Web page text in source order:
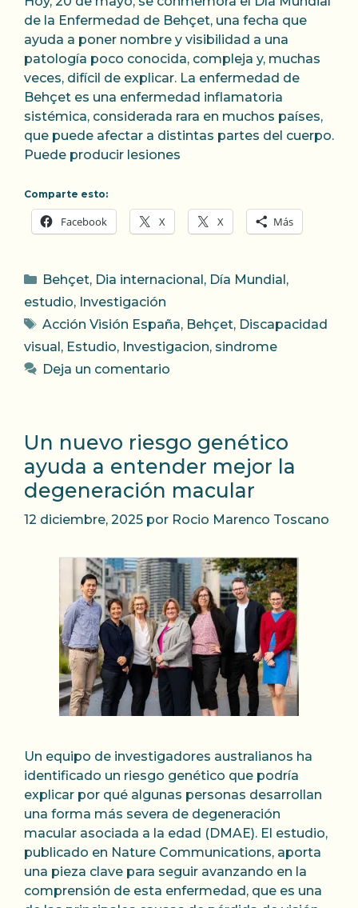
de la Enfermedad de Behçet, una fecha que
ayuda a poner nombre y visibilidad a una
patología poco conocida, compleja y, muchas
veces, difícil de explicar. La enfermedad de
Behçet es una enfermedad inflamatoria
sistémica, considerada rara en muchos países,
que puede afectar a distintas partes del cuerpo.
Puede producir lesiones
Comparte esto:
Facebook X X Más
Categorías
Behçet, Dia internacional , Día Mundial ,
estudio, Investigación
Etiquetas
Acción Visión España, Behçet, Discapacidad
visual , Estudio, Investigacion, sindrome
Deja un comentario
Un nuevo riesgo genético
ayuda a entender mejor la
degeneración macular
12 diciembre, 2025 por Rocio Marenco Toscano
Un equipo de investigadores australianos ha
identificado un riesgo genético que podría
explicar por qué algunas personas desarrollan
una forma más severa de degeneración
macular asociada a la edad (DMAE). El estudio,
publicado en Nature Communications, aporta
una pieza clave para seguir avanzando en la
comprensión de esta enfermedad, que es una